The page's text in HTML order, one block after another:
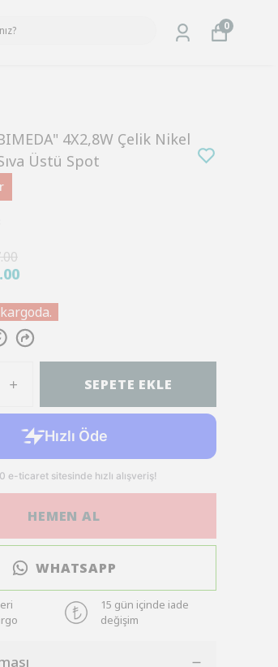
0
4X2,8W Çelik Nikel
Üstü Spot
SEPETE EKLE
HEMEN AL
WHATSAPP
15 gün içinde iade
değişim